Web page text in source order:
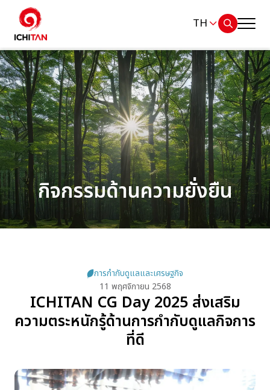
TH
ค้นหาในเว็บไซต์
Web Design by
หน้าหลัก
ภาพรวมความยั่งยืน
สิ่งแวดล้อม
สังคม
การกำกับดูแลและเศรษฐกิจ
การดำเนินการด้านความยั่งยืน
รางวัลด้านความยั่งยืน
กิจกรรมด้านความยั่งยืน
การกำกับดูแลและเศรษฐกิจ
11 พฤศจิกายน 2568
ICHITAN CG Day 2025 ส่งเสริม
ความตระหนักรู้ด้านการกำกับดูแลกิจการ
ที่ดี